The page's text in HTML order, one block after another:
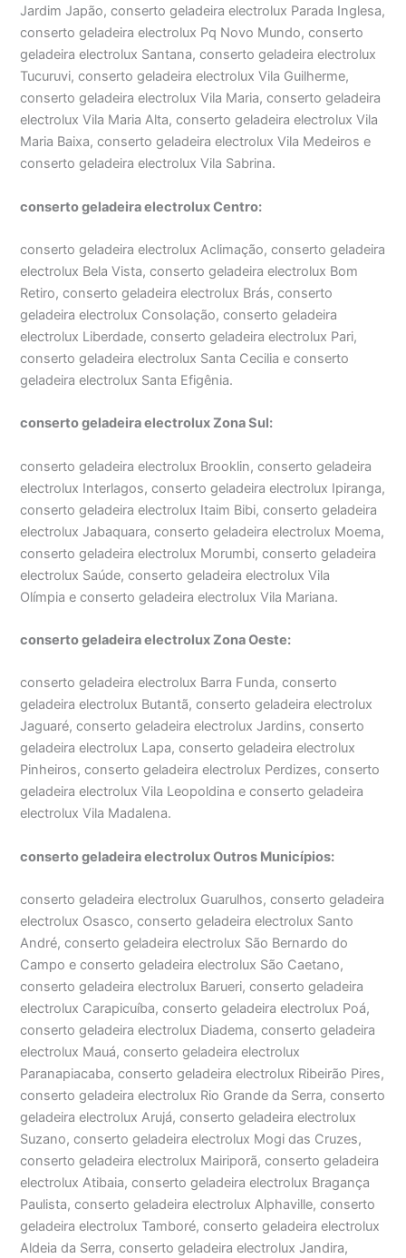
Jardim Japão, conserto geladeira electrolux Parada Inglesa,
conserto geladeira electrolux Pq Novo Mundo, conserto
geladeira electrolux Santana, conserto geladeira electrolux
Tucuruvi, conserto geladeira electrolux Vila Guilherme,
conserto geladeira electrolux Vila Maria, conserto geladeira
electrolux Vila Maria Alta, conserto geladeira electrolux Vila
Maria Baixa, conserto geladeira electrolux Vila Medeiros e
conserto geladeira electrolux Vila Sabrina.
conserto geladeira electrolux Centro:
conserto geladeira electrolux Aclimação, conserto geladeira
electrolux Bela Vista, conserto geladeira electrolux Bom
Retiro, conserto geladeira electrolux Brás, conserto
geladeira electrolux Consolação, conserto geladeira
electrolux Liberdade, conserto geladeira electrolux Pari,
conserto geladeira electrolux Santa Cecilia e conserto
geladeira electrolux Santa Efigênia.
conserto geladeira electrolux Zona Sul:
conserto geladeira electrolux Brooklin, conserto geladeira
electrolux Interlagos, conserto geladeira electrolux Ipiranga,
conserto geladeira electrolux Itaim Bibi, conserto geladeira
electrolux Jabaquara, conserto geladeira electrolux Moema,
conserto geladeira electrolux Morumbi, conserto geladeira
electrolux Saúde, conserto geladeira electrolux Vila
Olímpia e conserto geladeira electrolux Vila Mariana.
conserto geladeira electrolux Zona Oeste:
conserto geladeira electrolux Barra Funda, conserto
geladeira electrolux Butantã, conserto geladeira electrolux
Jaguaré, conserto geladeira electrolux Jardins, conserto
geladeira electrolux Lapa, conserto geladeira electrolux
Pinheiros, conserto geladeira electrolux Perdizes, conserto
geladeira electrolux Vila Leopoldina e conserto geladeira
electrolux Vila Madalena.
conserto geladeira electrolux Outros Municípios:
conserto geladeira electrolux Guarulhos, conserto geladeira
electrolux Osasco, conserto geladeira electrolux Santo
André, conserto geladeira electrolux São Bernardo do
Campo e conserto geladeira electrolux São Caetano,
conserto geladeira electrolux Barueri, conserto geladeira
electrolux Carapicuíba, conserto geladeira electrolux Poá,
conserto geladeira electrolux Diadema, conserto geladeira
electrolux Mauá, conserto geladeira electrolux
Paranapiacaba, conserto geladeira electrolux Ribeirão Pires,
conserto geladeira electrolux Rio Grande da Serra, conserto
geladeira electrolux Arujá, conserto geladeira electrolux
Suzano, conserto geladeira electrolux Mogi das Cruzes,
conserto geladeira electrolux Mairiporã, conserto geladeira
electrolux Atibaia, conserto geladeira electrolux Bragança
Paulista, conserto geladeira electrolux Alphaville, conserto
geladeira electrolux Tamboré, conserto geladeira electrolux
Aldeia da Serra, conserto geladeira electrolux Jandira,